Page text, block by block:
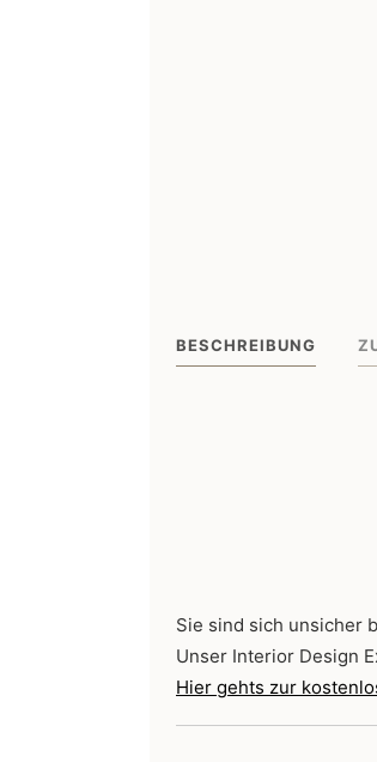
BESCHREIBUNG
Sie sind sich unsicher
Unser Interior Design
Hier gehts zur